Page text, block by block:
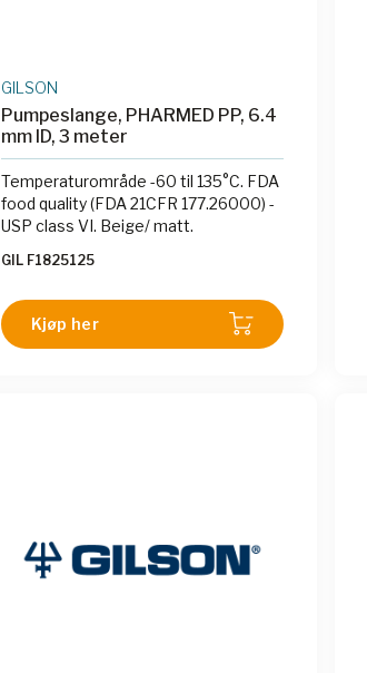
GILSON
Pumpeslange, PHARMED PP, 6.4
mm ID, 3 meter
Temperaturområde -60 til 135°C. FDA
food quality (FDA 21CFR 177.26000) -
USP class VI. Beige/ matt.
GIL F1825125
Kjøp her